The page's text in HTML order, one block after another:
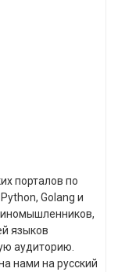
порталов по
Golang и
языков
аудиторию.
нами на русский